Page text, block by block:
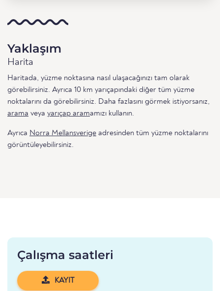
Yaklaşım
Harita
Haritada, yüzme noktasına nasıl ulaşacağınızı tam olarak
görebilirsiniz. Ayrıca 10 km yarıçapındaki diğer tüm yüzme
noktalarını da görebilirsiniz. Daha fazlasını görmek istiyorsanız,
arama veya yarıçap aramamızı kullanın.
Ayrıca Norra Mellansverige adresinden tüm yüzme noktalarını
görüntüleyebilirsiniz.
Çalışma saatleri
KAYIT